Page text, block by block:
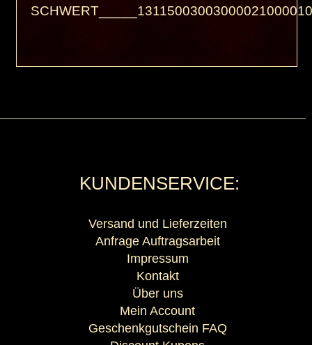
KUNDENSERVICE:
Versand und Lieferzeiten
Anfrage Auftragsarbeit
Impressum
Kontakt
Über uns
Mein Account
Geschenkgutschein FAQ